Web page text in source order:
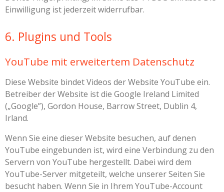
Einwilligung ist jederzeit widerrufbar.
6. Plugins und Tools
YouTube mit erweitertem Datenschutz
Diese Website bindet Videos der Website YouTube ein.
Betreiber der Website ist die Google Ireland Limited
(„Google”), Gordon House, Barrow Street, Dublin 4,
Irland.
Wenn Sie eine dieser Website besuchen, auf denen
YouTube eingebunden ist, wird eine Verbindung zu den
Servern von YouTube hergestellt. Dabei wird dem
YouTube-Server mitgeteilt, welche unserer Seiten Sie
besucht haben. Wenn Sie in Ihrem YouTube-Account